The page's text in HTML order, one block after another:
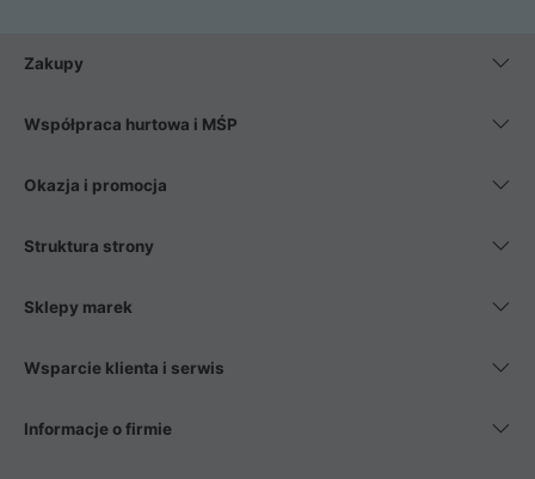
wentylatory. Na koniec mając już to wszystko, możesz
Zakupy
Współpraca hurtowa i MŚP
Okazja i promocja
Struktura strony
Sklepy marek
Wsparcie klienta i serwis
Informacje o firmie